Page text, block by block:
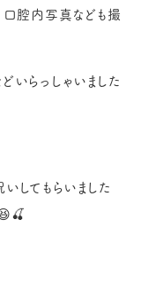
口腔内写真なども撮
いらっしゃいました
してもらいました